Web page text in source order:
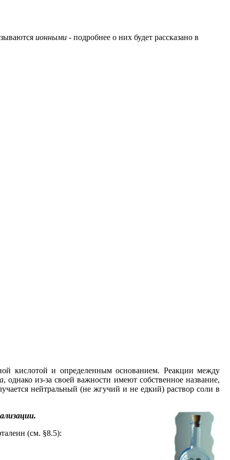
ионными - подробнее о них будет рассказано в
кислотой и определенным основанием. Реакции между
, однако из-за своей важности имеют собственное название,
нейтральный (не жгучий и не едкий) раствор соли в
(см. §8.5):